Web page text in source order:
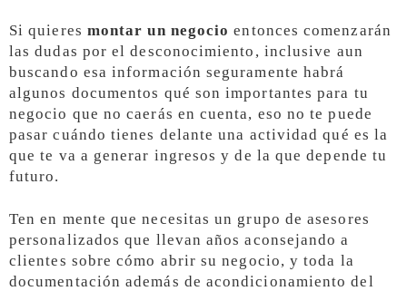
Si quieres montar un negocio entonces comenzarán
las dudas por el desconocimiento, inclusive aun
buscando esa información seguramente habrá
algunos documentos qué son importantes para tu
negocio que no caerás en cuenta, eso no te puede
pasar cuándo tienes delante una actividad qué es la
que te va a generar ingresos y de la que depende tu
futuro.
Ten en mente que necesitas un grupo de asesores
personalizados que llevan años aconsejando a
clientes sobre cómo abrir su negocio, y toda la
documentación además de acondicionamiento del